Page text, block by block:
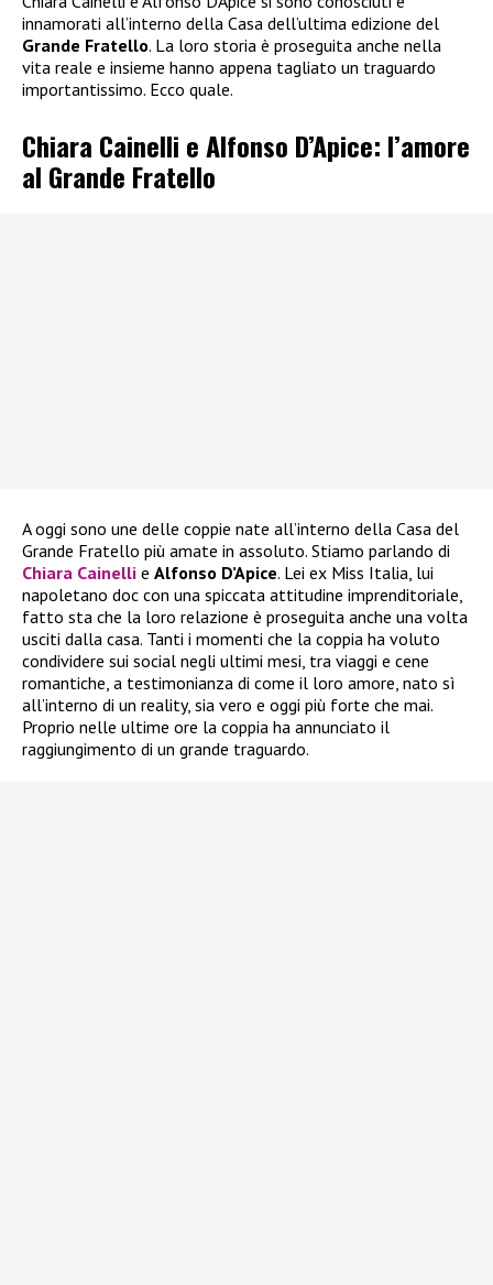
innamorati all’interno della Casa dell’ultima edizione del
Grande Fratello. La loro storia è proseguita anche nella
vita reale e insieme hanno appena tagliato un traguardo
importantissimo. Ecco quale.
Chiara Cainelli e Alfonso D’Apice: l’amore
al Grande Fratello
A oggi sono une delle coppie nate all’interno della Casa del
Grande Fratello più amate in assoluto. Stiamo parlando di
Chiara Cainelli e Alfonso D’Apice. Lei ex Miss Italia, lui
napoletano doc con una spiccata attitudine imprenditoriale,
fatto sta che la loro relazione è proseguita anche una volta
usciti dalla casa. Tanti i momenti che la coppia ha voluto
condividere sui social negli ultimi mesi, tra viaggi e cene
romantiche, a testimonianza di come il loro amore, nato sì
all’interno di un reality, sia vero e oggi più forte che mai.
Proprio nelle ultime ore la coppia ha annunciato il
raggiungimento di un grande traguardo.